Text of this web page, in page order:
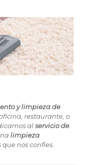
y limpieza de
restaurante, o
alservicio de
limpieza
nos confíes.